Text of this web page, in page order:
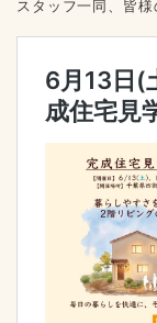
スタッフ一同、皆様